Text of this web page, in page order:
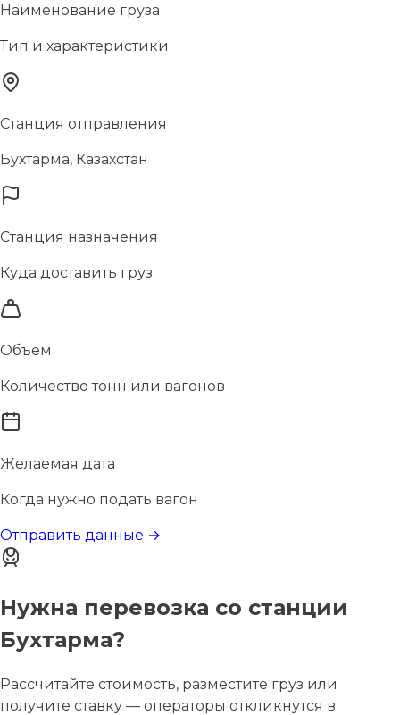
Наименование груза
Тип и характеристики
Станция отправления
Бухтарма, Казахстан
Станция назначения
Куда доставить груз
Объём
Количество тонн или вагонов
Желаемая дата
Когда нужно подать вагон
Отправить данные →
Нужна перевозка со станции
Бухтарма?
Рассчитайте стоимость, разместите груз или
получите ставку — операторы откликнутся в